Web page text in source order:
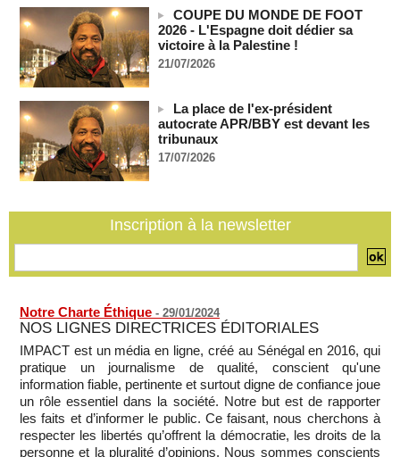
demande une enquête pour crime de guerre
07/08/2026 -
Côte d'Ivoire : le président Ouattara accorde la grâce à 4.661
détenus
07/08/2026 -
Plagiat à Cambridge - L’université va réexaminer le
recrutement de ses enseignants
07/08/2026 -
La Türkiye, l’Arabie saoudite et le Pakistan signent un accord
conjoint de défense à La Mecque
La Bourse de Paris termine en hausse et poursuit sa course
aux records
COUPE DU MONDE DE FOOT
2026 - L'Espagne doit dédier sa
victoire à la Palestine !
21/07/2026
La place de l'ex-président
autocrate APR/BBY est devant les
tribunaux
17/07/2026
Inscription à la newsletter
Notre Charte Éthique - 29/01/2024
NOS LIGNES DIRECTRICES ÉDITORIALES
IMPACT est un média en ligne, créé au Sénégal en 2016, qui
pratique un journalisme de qualité, conscient qu'une
information fiable, pertinente et surtout digne de confiance joue
un rôle essentiel dans la société. Notre but est de rapporter
les faits et d’informer le public. Ce faisant, nous cherchons à
respecter les libertés qu’offrent la démocratie, les droits de la
personne et la pluralité d’opinions. Nous sommes conscients